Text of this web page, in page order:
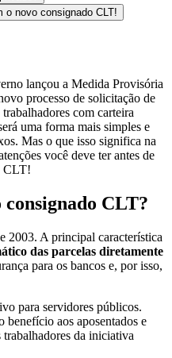
o novo consignado CLT!
lançou a Medida Provisória
processo de solicitação de
com carteira
uma forma mais simples e
Mas o que isso significa na
você deve ter antes de
CLT!
CLT?
2003. A principal característica
das parcelas diretamente
para os bancos e, por isso,
para servidores públicos.
benefício aos aposentados e
da iniciativa